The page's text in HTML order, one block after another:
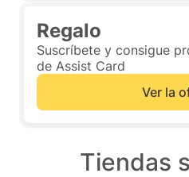
Regalo
Suscríbete y consigue
de Assist Card
Ver la
Tiendas